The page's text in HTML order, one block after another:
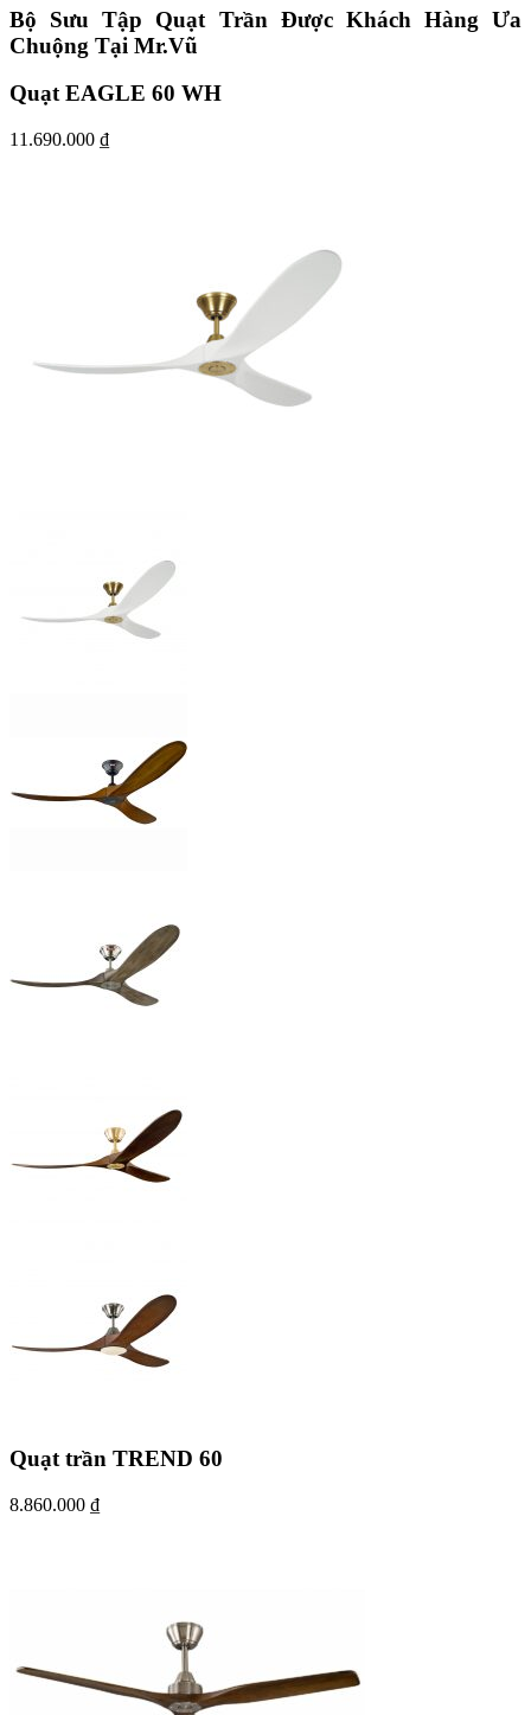
Bộ Sưu Tập Quạt Trần Được Khách Hàng Ưa
Chuộng Tại Mr.Vũ
Quạt EAGLE 60 WH
11.690.000 ₫
Quạt trần TREND 60
8.860.000 ₫